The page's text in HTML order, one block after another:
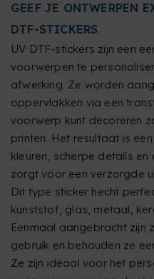
GEEF JE ONTWERPEN
DTF-STICKERS
UV DTF-stickers zijn een
voorwerpen te
afwerking. Ze worden
oppervlakken via een
voorwerp kunt decoreren
printen. Het resultaat is
kleuren, scherpe details
zorgt voor een verzorgde
Dit type sticker hecht
kunststof, glas, metaal,
Eenmaal aangebracht zijn
gebruik en behouden ze
Ze zijn ideaal voor het